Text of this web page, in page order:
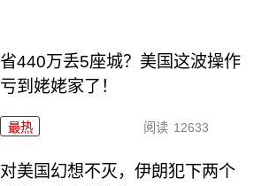
省440万丢5座城？美国这波操作
亏到姥姥家了！
最热 阅读 12633
对美国幻想不灭，伊朗犯下两个